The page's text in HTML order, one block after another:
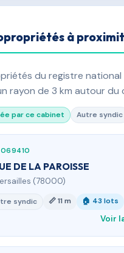
à
du registre national
rayon de 3 km autour du
par ce cabinet Autre syndic
DE LA PAROISSE
(78000)
syndic 📏 11 m 🏠 43 lots
Voir